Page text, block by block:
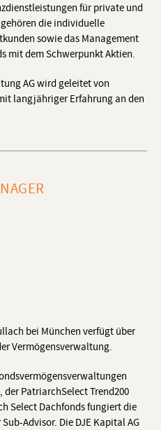
für private und
die individuelle
sowie das Management
mit dem Schwerpunkt Aktien.
AG wird geleitet von
langjähriger Erfahrung an den
bei München verfügt über
Vermögensverwaltung.
PatriarchSelect Trend200
Select Dachfonds fungiert die
Advisor. Die DJE Kapital AG